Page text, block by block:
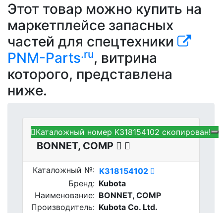
Этот товар можно купить на
маркетплейсе запасных
частей для спецтехники
PNM-Parts.ru, витрина
которого, представлена
ниже.
Kubota K318154102 -
BONNET, COMP
Каталожный №: K318154102
Бренд: Kubota
Наименование: BONNET, COMP
Производитель: Kubota Co. Ltd.
Каталожный номер K318154102 скопирован!